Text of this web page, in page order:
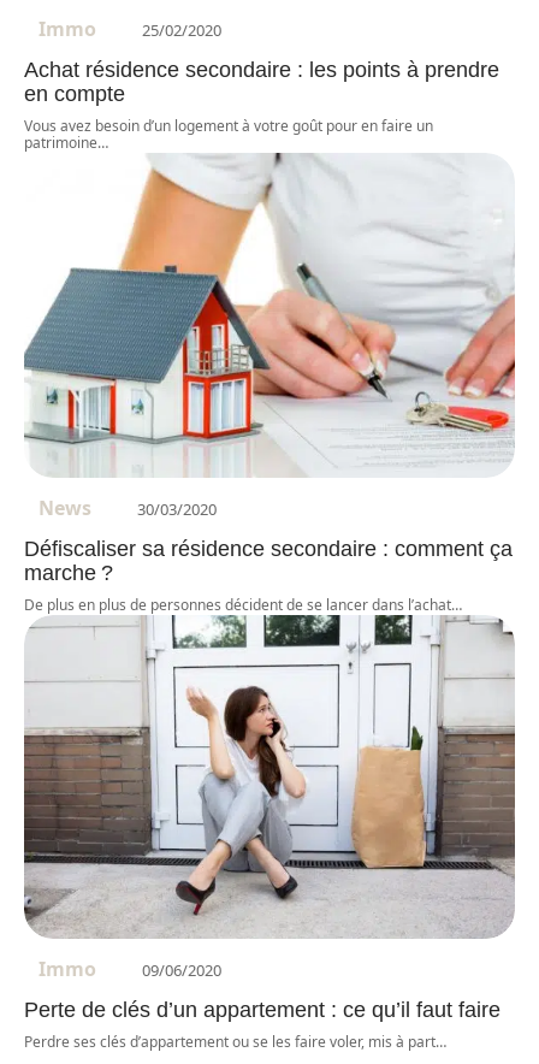
Immo 25/02/2020
Achat résidence secondaire : les points à prendre
en compte
Vous avez besoin d’un logement à votre goût pour en faire un
patrimoine…
News 30/03/2020
Défiscaliser sa résidence secondaire : comment ça
marche ?
De plus en plus de personnes décident de se lancer dans l’achat…
Immo 09/06/2020
Perte de clés d’un appartement : ce qu’il faut faire
Perdre ses clés d’appartement ou se les faire voler, mis à part…